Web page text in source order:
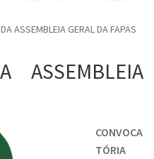
ASSEMBLEIA GERAL DA FAPAS
ASSEMBLEIA
CONVOCA
TÓRIA